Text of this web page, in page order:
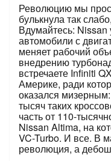
Революцию мы
булькнула так
Вдумайтесь: Nissan
автомобили с
меняет рабочий
внедрению
встречаете Infiniti
Америке, ради
оказался
тысяч таких
часть от 110-
Nissan Altima, на
VC-Turbo. И все. В
революция, а